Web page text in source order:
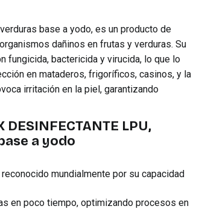
base a yodo, es un producto de
dañinos en frutas y verduras. Su
fungicida, bactericida y virucida, lo que lo
en mataderos, frigoríficos, casinos, y la
irritación en la piel, garantizando
LPU,
a yodo
mundialmente por su capacidad
en poco tiempo, optimizando procesos en